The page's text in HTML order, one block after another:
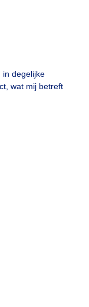
in degelijke
wat mij betreft